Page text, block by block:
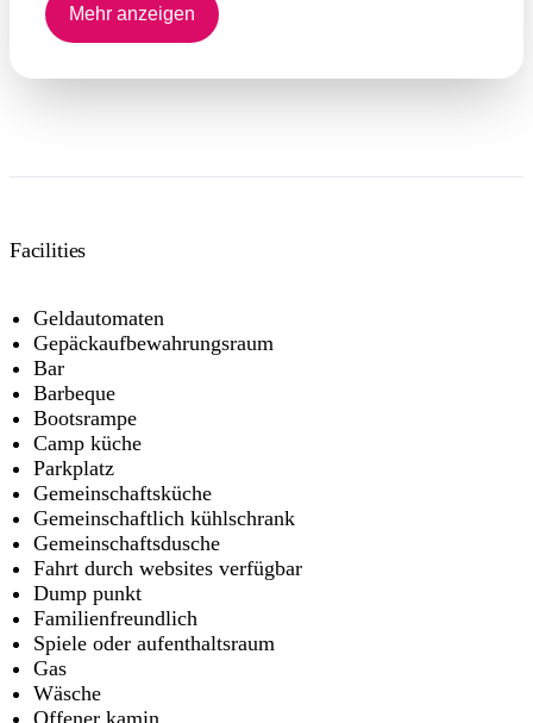
Schlafzimmern – jeder Bungalow bietet Platz für 4
Personen (zusammen 8 Personen). Das Anwesen kann
eigenständig, Ofen und Kochfeld, Mikrowelle,
Kingsize-Betten oder 4 x Kingsize-Einzelbetten
Dundee Beach Holiday Park.
Mehr anzeigen
Facilities
Geldautomaten
Gepäckaufbewahrungsraum
Bar
Barbeque
Bootsrampe
Camp küche
Parkplatz
Gemeinschaftsküche
Gemeinschaftlich kühlschrank
Gemeinschaftsdusche
Fahrt durch websites verfügbar
Dump punkt
Familienfreundlich
Spiele oder aufenthaltsraum
Gas
Wäsche